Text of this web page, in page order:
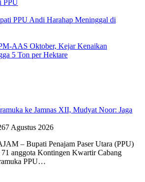
PPU
PPU Andi Harahap Meninggal di
AAS Oktober, Kejar Kenaikan
5 Ton per Hektare
ke Jamnas XII, Mudyat Noor: Jaga
7 Agustus 2026
– Bupati Penajam Paser Utara (PPU)
anggota Kontingen Kwartir Cabang
PPU…